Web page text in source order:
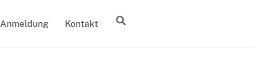
Anmeldung Kontakt